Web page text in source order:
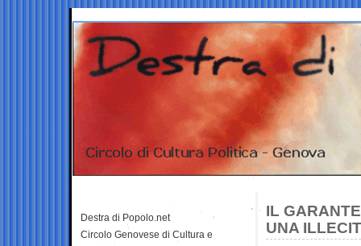
IL
UNA
Destra di Popolo.net
Circolo Genovese di Cultura e